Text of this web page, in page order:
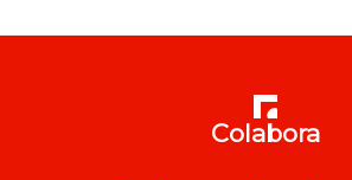
Colabora